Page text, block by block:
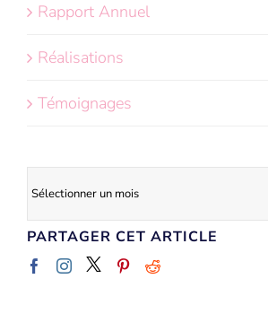
PARTAGER CET ARTICLE
Rapport Annuel
Réalisations
Témoignages